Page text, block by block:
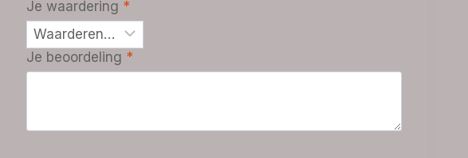
Je waardering *
Je beoordeling *